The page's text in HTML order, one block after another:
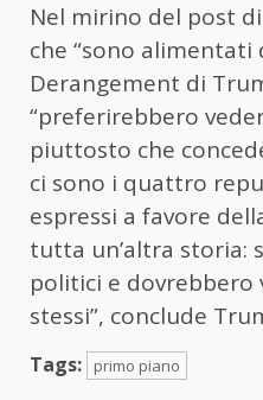
Nel mirino del post
che “sono alimentati
Derangement di
“preferirebbero
piuttosto che
ci sono i quattro
espressi a favore
tutta un’altra storia:
politici e dovrebbero
stessi”, conclude
Tags: primo piano